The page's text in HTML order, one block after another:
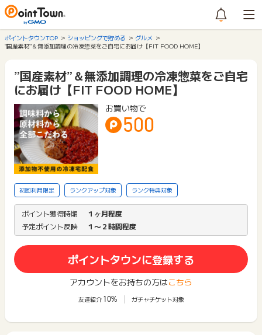
ポイントタウンTOP ショッピングで貯める
グルメ
”国産素材”＆無添加調理の冷凍惣菜をご自宅にお届け【FIT FOOD HOME】
”国産素材”＆無添加調理の冷凍惣菜をご自宅
にお届け【FIT FOOD HOME】
お買い物で
500
初回利用限定 ランクアップ対象 ランク特典対象
ポイント獲得時期
１ヶ月程度
予定ポイント反映
１〜２時間程度
ポイントタウンに登録する
アカウントをお持ちの方はこちら
友達紹介 10% ガチャチケット対象